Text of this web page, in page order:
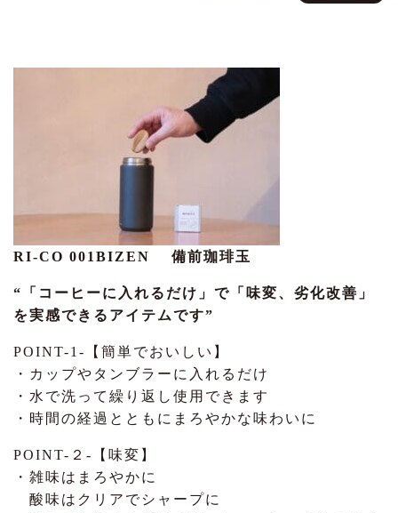
RI-CO 001BIZEN 備前珈琲玉
“「コーヒーに入れるだけ」で「味変、劣化改善」
を実感できるアイテムです”
POINT-1-【簡単でおいしい】
・カップやタンブラーに入れるだけ
・水で洗って繰り返し使用できます
・時間の経過とともにまろやかな味わいに
POINT-２-【味変】
・雑味はまろやかに
酸味はクリアでシャープに